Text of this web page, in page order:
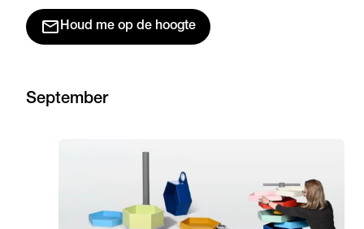
Houd me op de hoogte
September